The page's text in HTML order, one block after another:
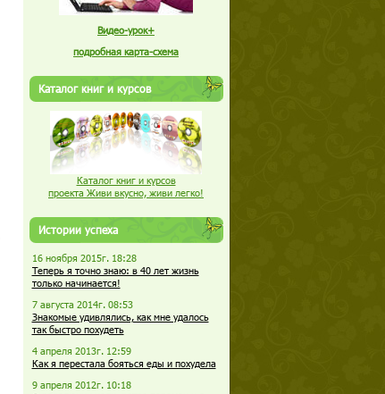
Видео-урок+
подробная карта-схема
Каталог книг и курсов
Каталог книг и курсов
проекта Живи вкусно, живи легко!
Истории успеха
16 ноября 2015г. 18:28
Теперь я точно знаю: в 40 лет жизнь
только начинается!
7 августа 2014г. 08:53
Знакомые удивлялись, как мне удалось
так быстро похудеть
4 апреля 2013г. 12:59
Как я перестала бояться еды и похудела
9 апреля 2012г. 10:18